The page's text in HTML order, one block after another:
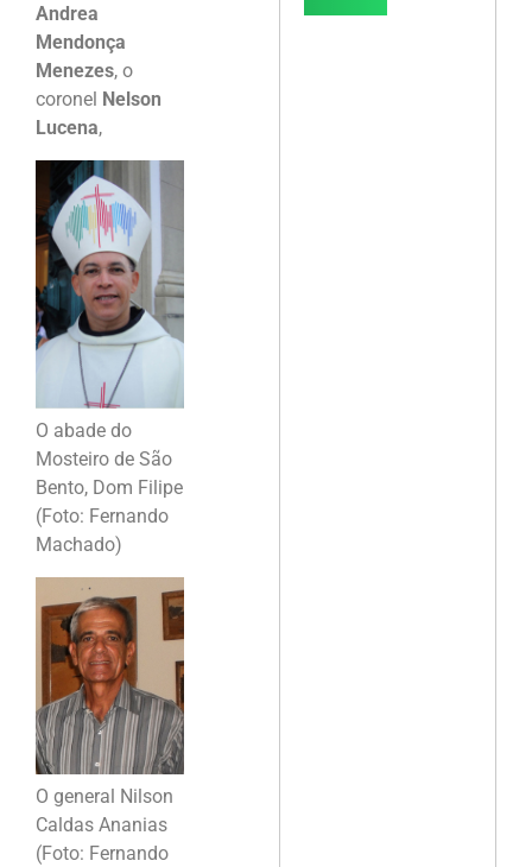
Andrea
Mendonça
Menezes, o
coronel Nelson
Lucena,
O abade do
Mosteiro de São
Bento, Dom Filipe
(Foto: Fernando
Machado)
O general Nilson
Caldas Ananias
(Foto: Fernando